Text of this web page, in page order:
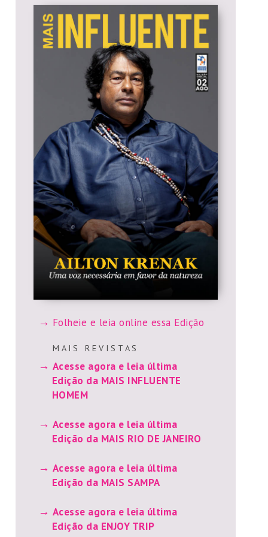
Folheie e leia online essa Edição
M A I S R E V I S T A S
Acesse agora e leia última
Edição da MAIS INFLUENTE
HOMEM
Acesse agora e leia última
Edição da MAIS RIO DE JANEIRO
Acesse agora e leia última
Edição da MAIS SAMPA
Acesse agora e leia última
Edição da ENJOY TRIP